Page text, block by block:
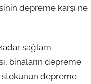
depreme karşı ne
sağlam
binaların depreme
stokunun depreme